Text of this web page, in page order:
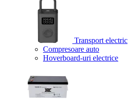
Transport electric
Compresoare auto
Hoverboard-uri electrice